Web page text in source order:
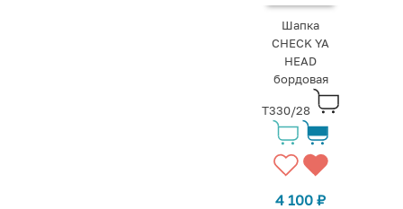
Шапка
CHECK YA
HEAD
бордовая
T330/28
4 100₽